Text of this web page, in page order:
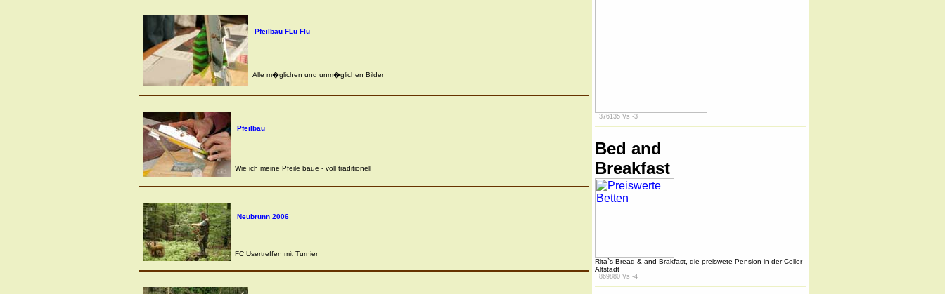
376135 Vs -3
Bed and
Breakfast
Rita`s Bread & and Brakfast, die preiswete Pension in der Celler
Altstadt
869880 Vs -4
Pfeilbau FLu Flu
Alle m�glichen und unm�glichen Bilder
Pfeilbau
Wie ich meine Pfeile baue - voll traditionell
Neubrunn 2006
FC Usertreffen mit Turnier